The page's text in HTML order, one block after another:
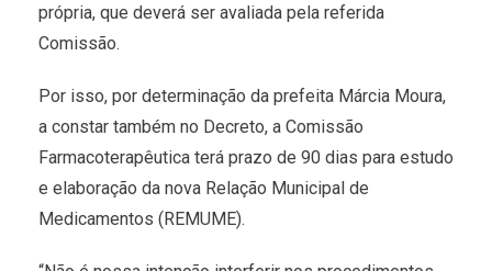
própria, que deverá ser avaliada pela referida
Comissão.
Por isso, por determinação da prefeita Márcia Moura,
a constar também no Decreto, a Comissão
Farmacoterapêutica terá prazo de 90 dias para estudo
e elaboração da nova Relação Municipal de
Medicamentos (REMUME).